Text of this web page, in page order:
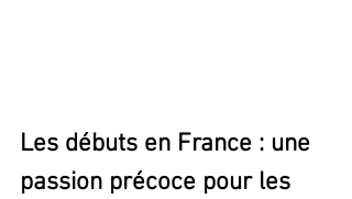
Les débuts en France : une
passion précoce pour les